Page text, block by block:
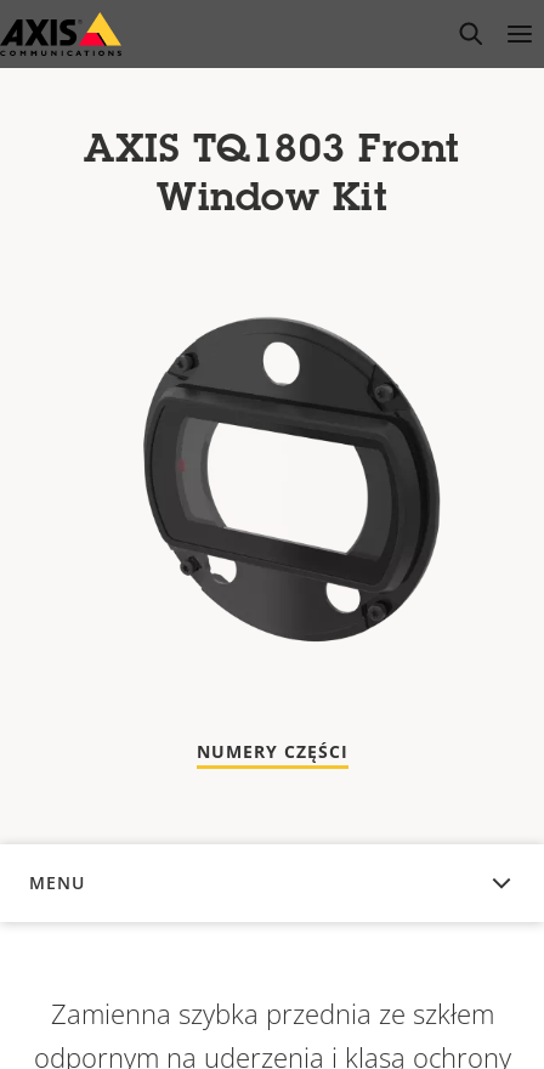
Przejdź
do
open
AXIS TQ1803 Front
Window Kit
NUMERY CZĘŚCI
MENU
INFORMACJE OGÓLNE
Zamienna szybka przednia ze szkłem
odpornym na uderzenia i klasą ochrony